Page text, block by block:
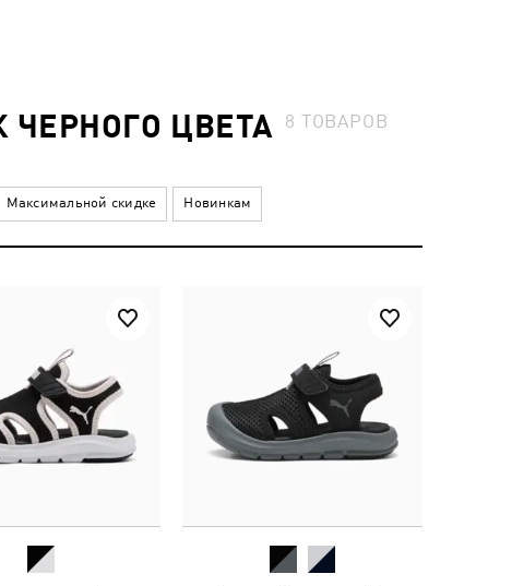
ЦВЕТА 8 ТОВАРОВ
Максимальной скидке Новинкам